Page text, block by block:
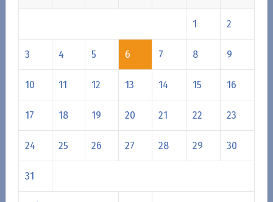
1 2
3 4 5 6 7 8 9
10 11 12 13 14 15 16
17 18 19 20 21 22 23
24 25 26 27 28 29 30
31